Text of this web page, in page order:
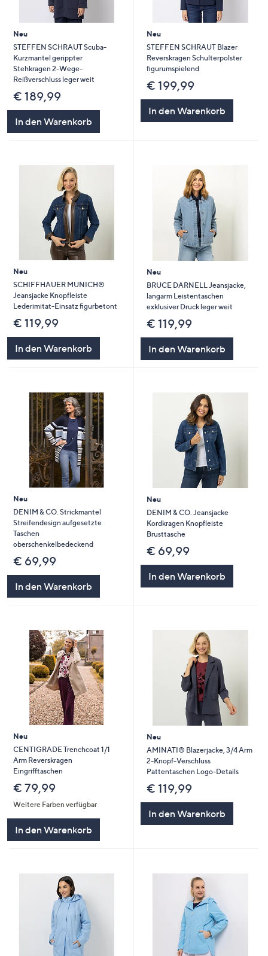
Neu
STEFFEN SCHRAUT Scuba-
Kurzmantel gerippter
Stehkragen 2-Wege-
Reißverschluss leger weit
€ 189,99
In den Warenkorb
Neu
STEFFEN SCHRAUT Blazer
Reverskragen Schulterpolster
figurumspielend
€ 199,99
In den Warenkorb
Neu
SCHIFFHAUER MUNICH®
Jeansjacke Knopfleiste
Lederimitat-Einsatz figurbetont
€ 119,99
In den Warenkorb
Neu
BRUCE DARNELL Jeansjacke,
langarm Leistentaschen
exklusiver Druck leger weit
€ 119,99
In den Warenkorb
Neu
DENIM & CO. Strickmantel
Streifendesign aufgesetzte
Taschen
oberschenkelbedeckend
€ 69,99
In den Warenkorb
Neu
DENIM & CO. Jeansjacke
Kordkragen Knopfleiste
Brusttasche
€ 69,99
In den Warenkorb
Neu
CENTIGRADE Trenchcoat 1/1
Arm Reverskragen
Eingrifftaschen
€ 79,99
Weitere Farben verfügbar
In den Warenkorb
Neu
AMINATI® Blazerjacke, 3/4 Arm
2-Knopf-Verschluss
Pattentaschen Logo-Details
€ 119,99
In den Warenkorb